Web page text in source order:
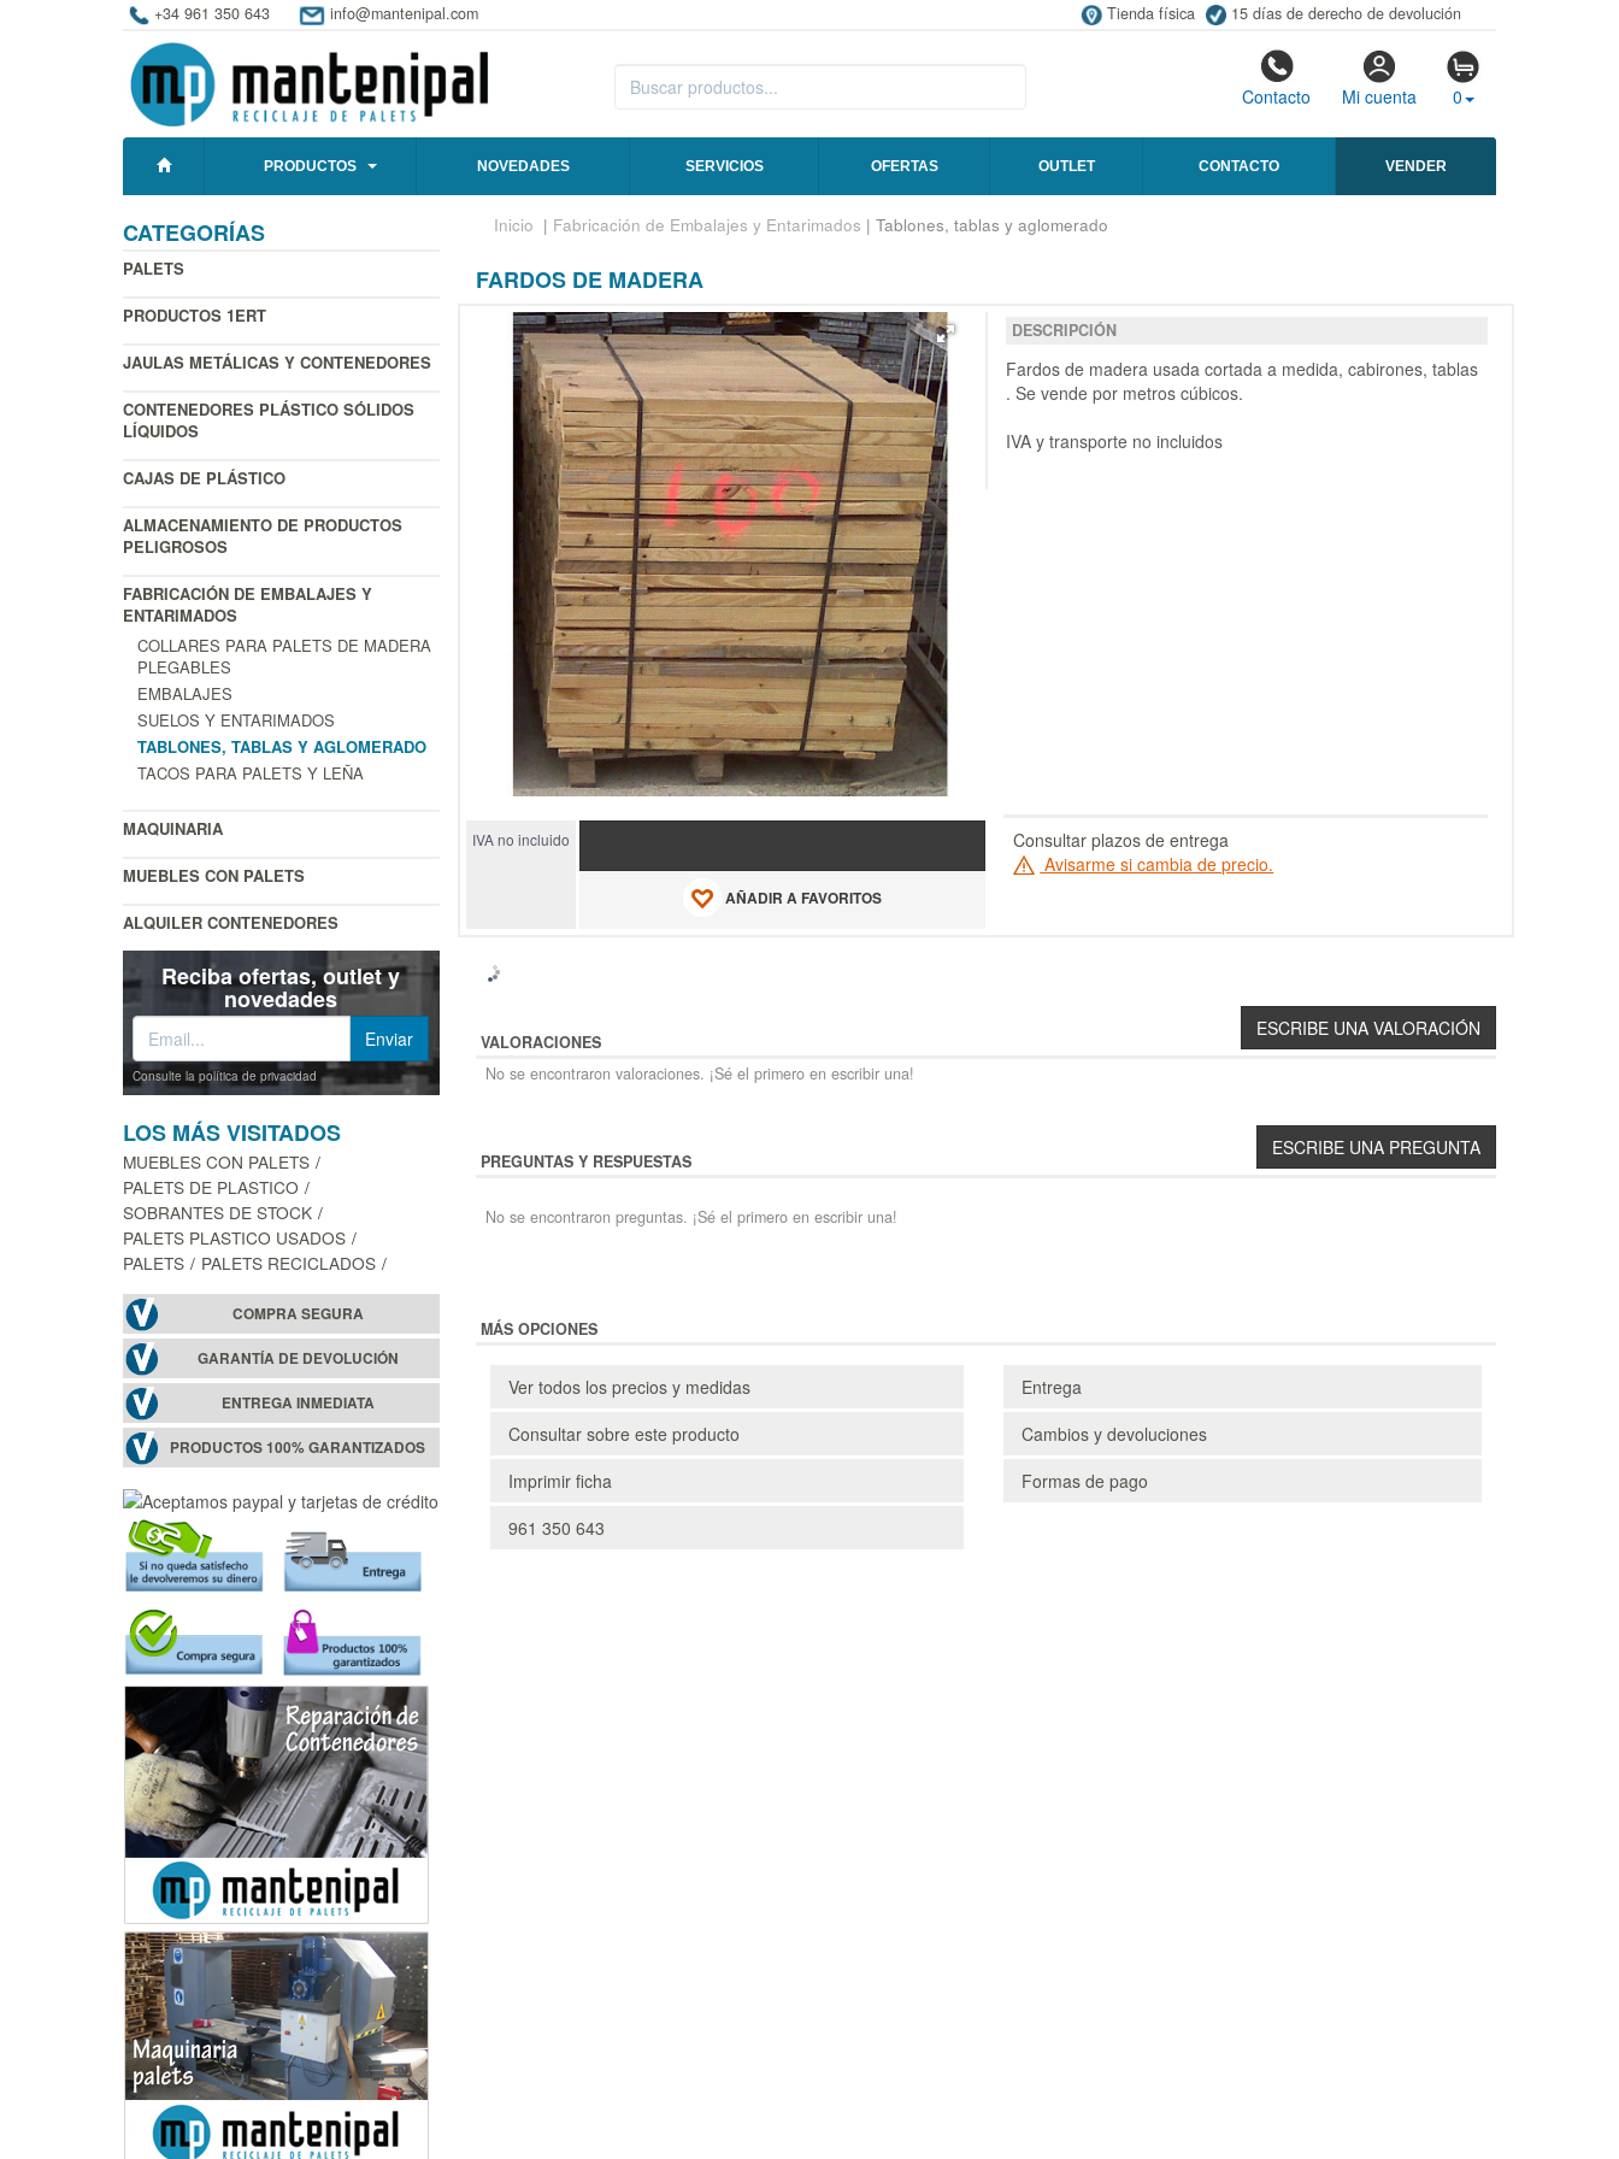
+34 961 350 643 info@mantenipal.com Tienda física 15 días de derecho de devolución
Contacto Mi cuenta 0
PRODUCTOS NOVEDADES SERVICIOS OFERTAS OUTLET CONTACTO VENDER
CATEGORÍAS
PALETS
PRODUCTOS 1ERT
JAULAS METÁLICAS Y CONTENEDORES
CONTENEDORES PLÁSTICO SÓLIDOS
LÍQUIDOS
CAJAS DE PLÁSTICO
ALMACENAMIENTO DE PRODUCTOS
PELIGROSOS
FABRICACIÓN DE EMBALAJES Y
ENTARIMADOS
COLLARES PARA PALETS DE MADERA
PLEGABLES
EMBALAJES
SUELOS Y ENTARIMADOS
TABLONES, TABLAS Y AGLOMERADO
TACOS PARA PALETS Y LEÑA
MAQUINARIA
MUEBLES CON PALETS
ALQUILER CONTENEDORES
Reciba ofertas, outlet y
novedades
Consulte la política de privacidad
LOS MÁS VISITADOS
MUEBLES CON PALETS
PALETS DE PLASTICO
SOBRANTES DE STOCK
PALETS PLASTICO USADOS
PALETS
PALETS RECICLADOS
COMPRA SEGURA
GARANTÍA DE DEVOLUCIÓN
ENTREGA INMEDIATA
PRODUCTOS 100% GARANTIZADOS
Inicio | Fabricación de Embalajes y Entarimados | Tablones, tablas y aglomerado
FARDOS DE MADERA
DESCRIPCIÓN
Fardos de madera usada cortada a medida, cabirones, tablas
. Se vende por metros cúbicos.
IVA y transporte no incluidos
IVA no incluido
AÑADIR A FAVORITOS
Consultar plazos de entrega
Avisarme si cambia de precio.
VALORACIONES
No se encontraron valoraciones. ¡Sé el primero en escribir una!
PREGUNTAS Y RESPUESTAS
No se encontraron preguntas. ¡Sé el primero en escribir una!
MÁS OPCIONES
Ver todos los precios y medidas
Consultar sobre este producto
Imprimir ficha
961 350 643
Entrega
Cambios y devoluciones
Formas de pago